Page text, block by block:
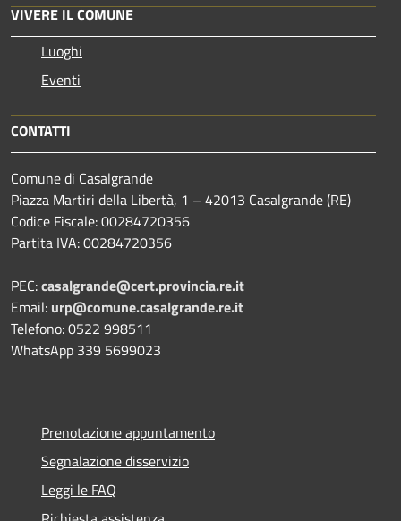
VIVERE IL COMUNE
Luoghi
Eventi
CONTATTI
Comune di Casalgrande
Piazza Martiri della Libertà, 1 – 42013 Casalgrande (RE)
Codice Fiscale: 00284720356
Partita IVA: 00284720356
PEC:casalgrande@cert.provincia.re.it
Email: urp@comune.casalgrande.re.it
Telefono: 0522 998511
WhatsApp 339 5699023
Prenotazione appuntamento
Segnalazione disservizio
Leggi le FAQ